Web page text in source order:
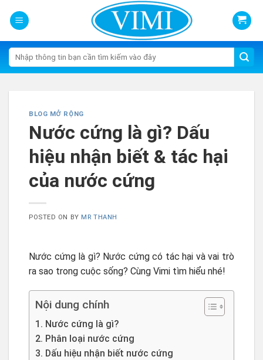
Tìm
kiếm:
BLOG MỞ RỘNG
Nước cứng là gì? Dấu
hiệu nhận biết & tác hại
của nước cứng
POSTED ON BY MR THANH
Nước cứng là gì? Nước cứng có tác hại và vai trò
ra sao trong cuộc sống? Cùng Vimi tìm hiểu nhé!
Nội dung chính
1. Nước cứng là gì?
2. Phân loại nước cứng
3. Dấu hiệu nhận biết nước cứng